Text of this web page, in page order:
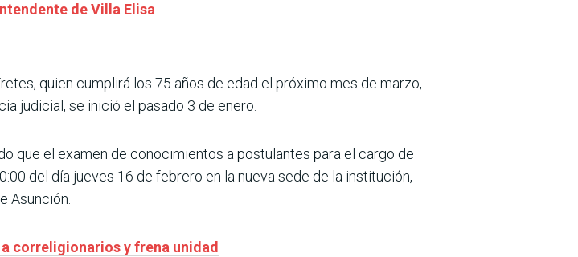
de Villa Elisa
quien cumplirá los 75 años de edad el próximo mes de marzo,
judicial, se inició el pasado 3 de enero.
que el examen de conocimientos a postulantes para el cargo de
del día jueves 16 de febrero en la nueva sede de la institución,
Asunción.
correligionarios y frena unidad